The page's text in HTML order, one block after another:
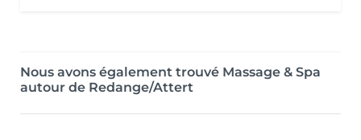
Nous avons également trouvé Massage & Spa
autour de Redange/Attert